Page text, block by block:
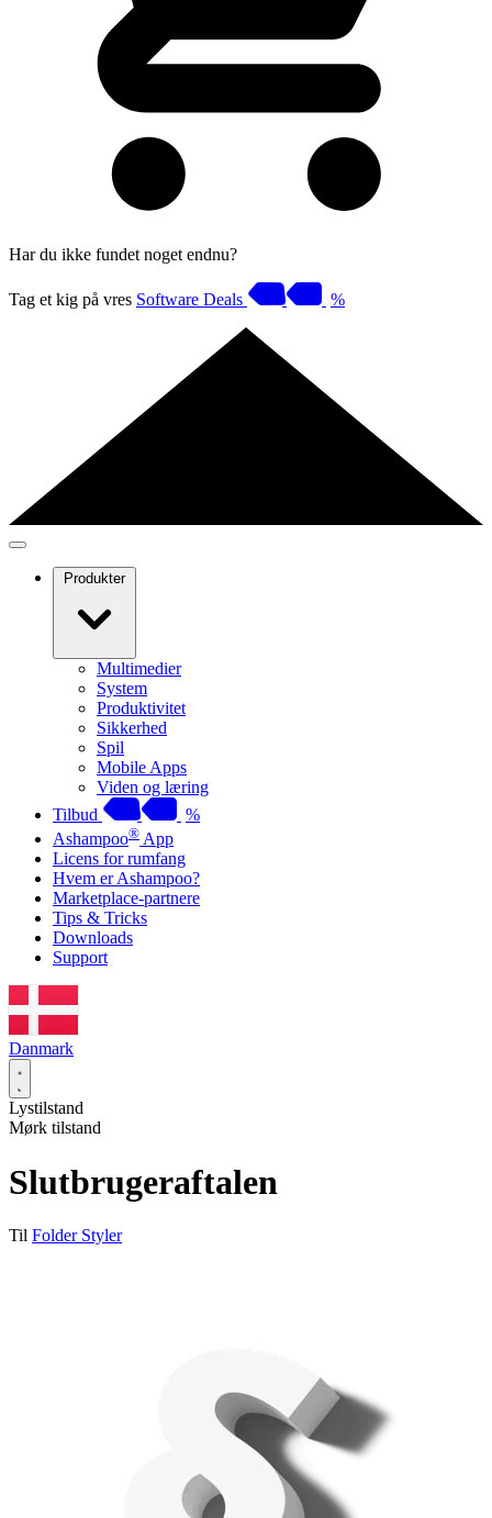
Har du ikke fundet noget endnu?
Tag et kig på vres Software Deals %
Produkter
Multimedier
System
Produktivitet
Sikkerhed
Spil
Mobile Apps
Viden og læring
Tilbud
%
Ashampoo® App
Licens for rumfang
Hvem er Ashampoo?
Marketplace-partnere
Tips & Tricks
Downloads
Support
Danmark
Lystilstand
Mørk tilstand
Slutbrugeraftalen
Til Folder Styler